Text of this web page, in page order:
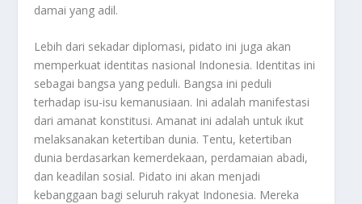
damai yang adil.
Lebih dari sekadar diplomasi, pidato ini juga akan
memperkuat identitas nasional Indonesia. Identitas ini
sebagai bangsa yang peduli. Bangsa ini peduli
terhadap isu-isu kemanusiaan. Ini adalah manifestasi
dari amanat konstitusi. Amanat ini adalah untuk ikut
melaksanakan ketertiban dunia. Tentu, ketertiban
dunia berdasarkan kemerdekaan, perdamaian abadi,
dan keadilan sosial. Pidato ini akan menjadi
kebanggaan bagi seluruh rakyat Indonesia. Mereka